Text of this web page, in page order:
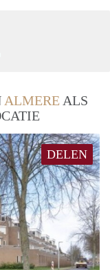
ALMERE ALS
DELEN